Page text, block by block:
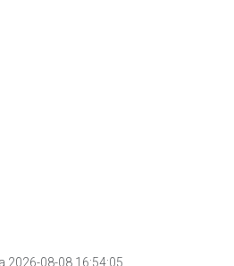
2026-08-08 16:54:05